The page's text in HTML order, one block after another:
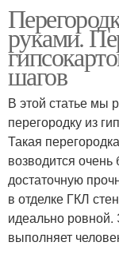
руками.
шагов
В этой статье мы
перегородку из
Такая
возводится
достаточную
в отделке ГКЛ
идеально
выполняет